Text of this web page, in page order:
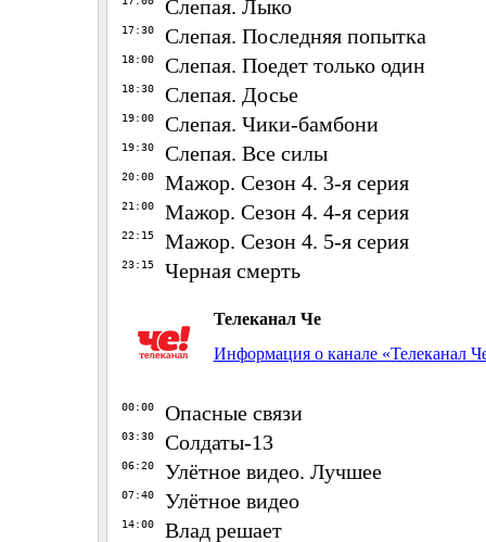
Слепая. Лыко
17:30 Слепая. Последняя попытка
18:00 Слепая. Поедет только один
18:30 Слепая. Досье
19:00 Слепая. Чики-бамбони
19:30 Слепая. Все силы
20:00 Мажор. Сезон 4. 3-я серия
21:00 Мажор. Сезон 4. 4-я серия
22:15 Мажор. Сезон 4. 5-я серия
23:15 Черная смерть
Телеканал Че
Информация о канале «Телеканал
00:00 Опасные связи
03:30 Солдаты-13
06:20 Улётное видео. Лучшее
07:40 Улётное видео
14:00 Влад решает